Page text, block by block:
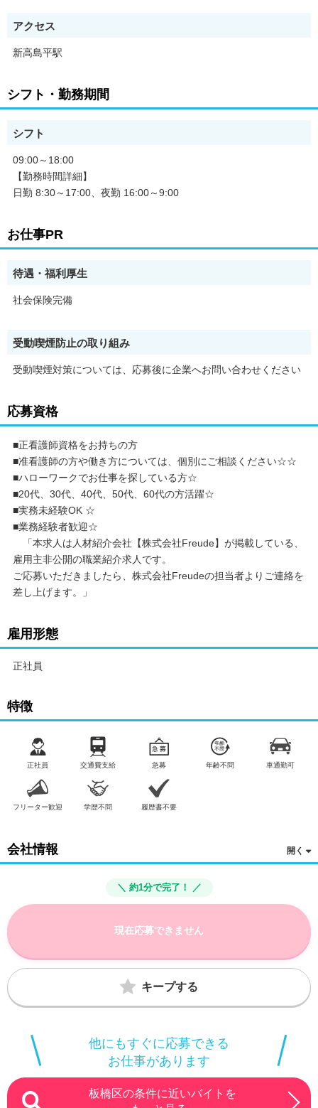
です。
連絡いたします。
・昇給あり
・高収入・高月給
・急募
・昇格あり
・障がい者採用
・主婦・主夫歓迎
・新卒
・フリーター歓迎
・大量募集
・車通勤OK
・経験者歓迎
・社会保険完備
・シフト制
・40代以上応募可
・履歴書不要
・健康保険あり
・厚生年金あり
・雇用保険あり
・労災保険あり
アクセス
新高島平駅
シフト・勤務期間
シフト
09:00～18:00
【勤務時間詳細】
日勤 8:30～17:00、夜勤 16:00～9:00
お仕事PR
待遇・福利厚生
社会保険完備
受動喫煙防止の取り組み
受動喫煙対策については、応募後に企業へお問い合わせください
応募資格
■正看護師資格をお持ちの方
■准看護師の方や働き方については、個別にご相談ください☆☆
■ハローワークでお仕事を探している方☆
■20代、30代、40代、50代、60代の方活躍☆
■実務未経験OK ☆
■業務経験者歓迎☆
「本求人は人材紹介会社【株式会社Freude】が掲載している、
雇用主非公開の職業紹介求人です。
ご応募いただきましたら、株式会社Freudeの担当者よりご連絡を
差し上げます。」
雇用形態
正社員
特徴
正社員 交通費支給 急募 年齢不問 車通勤可
フリーター歓迎 学歴不問 履歴書不要
会社情報
＼ 約1分で完了！ ／
現在応募できません
キープする
他にもすぐに応募できる
お仕事があります
板橋区の条件に近いバイトを